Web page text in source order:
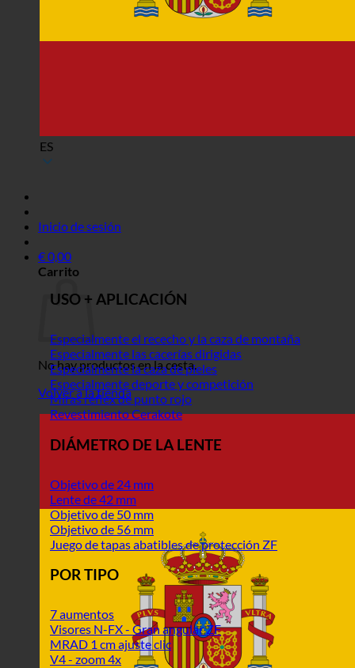
ES
Inicio de sesión
€0,00
Carrito
No hay productos en la cesta.
Volver a la tienda
USO + APLICACIÓN
Especialmente el rececho y la caza de montaña
Especialmente las cacerías dirigidas
Especialmente la caza de pieles
Especialmente deporte y competición
Miras réflex de punto rojo
Revestimiento Cerakote
DIÁMETRO DE LA LENTE
Objetivo de 24 mm
Lente de 42 mm
Objetivo de 50 mm
Objetivo de 56 mm
Juego de tapas abatibles de protección ZF
POR TIPO
7 aumentos
Visores N-FX - Gran angular ZF
MRAD 1 cm ajuste clic
V4 - zoom 4x